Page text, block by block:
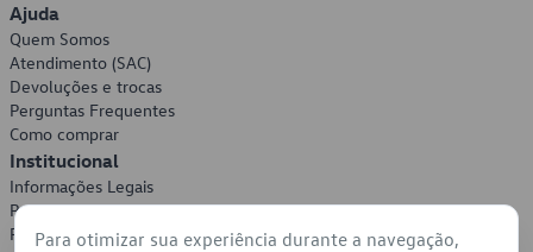
Ajuda
Quem Somos
Atendimento (SAC)
Devoluções e trocas
Perguntas Frequentes
Como comprar
Institucional
Informações Legais
Política de Privacidade
Política de Cookies
Para otimizar sua experiência durante a navegação,